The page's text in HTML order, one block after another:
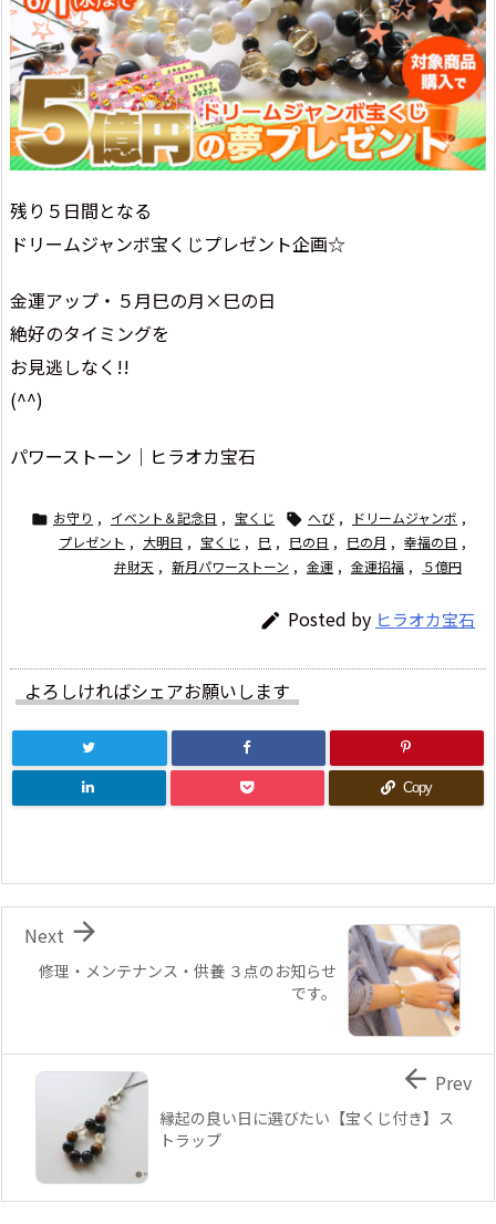
残り５日間となる
ドリームジャンボ宝くじプレゼント企画☆
金運アップ・５月巳の月×巳の日
絶好のタイミングを
お見逃しなく!!
(^^)
パワーストーン│ヒラオカ宝石
 お守り , イベント＆記念日 , 宝くじ  へび , ドリームジャンボ ,
プレゼント , 大明日 , 宝くじ , 巳 , 巳の日 , 巳の月 , 幸福の日 ,
弁財天 , 新月パワーストーン , 金運 , 金運招福 , ５億円
 Posted by ヒラオカ宝石
よろしければシェアお願いします
Copy
修理・メンテナンス・供養 ３点のお知らせ
です。

Next
縁起の良い日に選びたい【宝くじ付き】ス
トラップ
 Prev